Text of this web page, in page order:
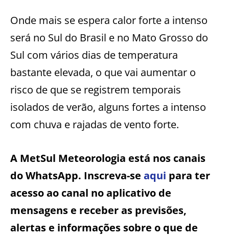
Onde mais se espera calor forte a intenso
será no Sul do Brasil e no Mato Grosso do
Sul com vários dias de temperatura
bastante elevada, o que vai aumentar o
risco de que se registrem temporais
isolados de verão, alguns fortes a intenso
com chuva e rajadas de vento forte.
A MetSul Meteorologia está nos canais
do WhatsApp. Inscreva-se aqui para ter
acesso ao canal no aplicativo de
mensagens e receber as previsões,
alertas e informações sobre o que de